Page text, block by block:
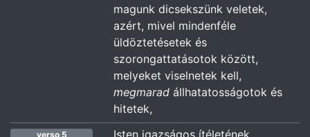
magunk dicsekszünk veletek,
azért, mivel mindenféle
üldöztetésetek és
szorongattatásotok között,
melyeket viselnetek kell,
megmarad állhatatosságotok és
hitetek,
verso 5
Isten igazságos ítéletének